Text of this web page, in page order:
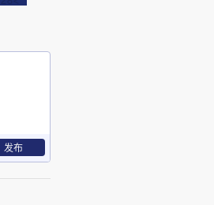
电瓶
是没
发布